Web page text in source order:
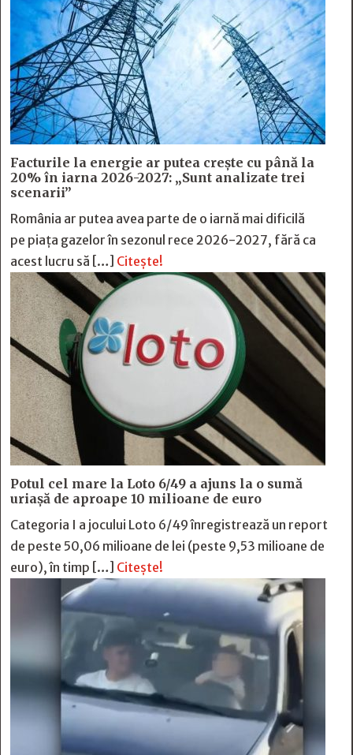
Facturile la energie ar putea crește cu până la
20% în iarna 2026-2027: „Sunt analizate trei
scenarii”
România ar putea avea parte de o iarnă mai dificilă
pe piața gazelor în sezonul rece 2026-2027, fără ca
acest lucru să […] Citește!
Potul cel mare la Loto 6/49 a ajuns la o sumă
uriașă de aproape 10 milioane de euro
Categoria I a jocului Loto 6/49 înregistrează un report
de peste 50,06 milioane de lei (peste 9,53 milioane de
euro), în timp […] Citește!